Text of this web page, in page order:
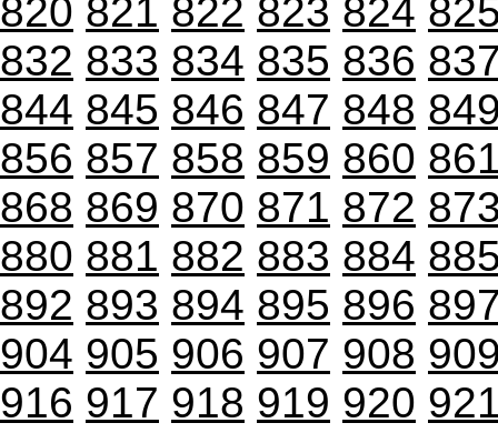
820 821 822 823 824
832 833 834 835 836
844 845 846 847 848
856 857 858 859 860
868 869 870 871 872
880 881 882 883 884
892 893 894 895 896
904 905 906 907 908
916 917 918 919 920